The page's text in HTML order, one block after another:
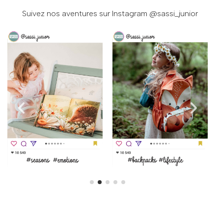
Suivez nos aventures sur Instagram @sassi_junior